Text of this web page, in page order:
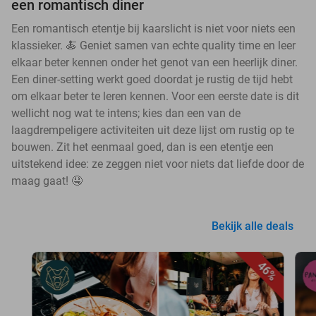
een romantisch diner
Een romantisch etentje bij kaarslicht is niet voor niets een
klassieker. 🍝 Geniet samen van echte quality time en leer
elkaar beter kennen onder het genot van een heerlijk diner.
Een diner-setting werkt goed doordat je rustig de tijd hebt
om elkaar beter te leren kennen. Voor een eerste date is dit
wellicht nog wat te intens; kies dan een van de
laagdrempeligere activiteiten uit deze lijst om rustig op te
bouwen. Zit het eenmaal goed, dan is een etentje een
uitstekend idee: ze zeggen niet voor niets dat liefde door de
maag gaat! 🤤
Bekijk alle deals
46%